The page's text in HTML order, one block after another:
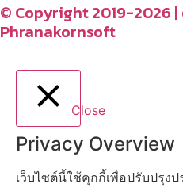
© Copyright 2019-2026 |
Phranakornsoft
Close
Privacy Overview
เว็บไซต์นี้ใช้คุกกี้เพื่อปรับปรุ